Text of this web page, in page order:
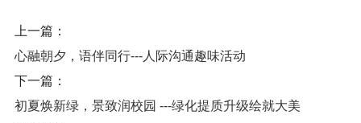
上一篇：
心融朝夕，语伴同行---人际沟通趣味活动
下一篇：
初夏焕新绿，景致润校园 ---绿化提质升级绘就大美